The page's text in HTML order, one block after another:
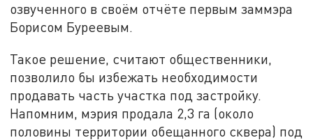
озвученного в своём отчёте первым заммэра
Борисом Буреевым.
Такое решение, считают общественники,
позволило бы избежать необходимости
продавать часть участка под застройку.
Напомним, мэрия продала 2,3 га (около
половины территории обещанного сквера) под